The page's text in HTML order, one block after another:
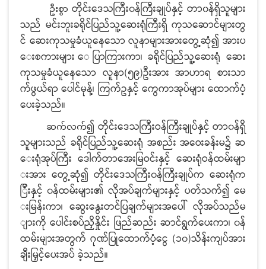
ဦးစွာ တိုင်းဒေသကြီး၀န်ကြီးချုပ်နှင့် တာ၀န်ရှိသူများ
သည် မင်းဘူးခရိုင်ပြည်သူ့ဆေးရုံကြီးရှိ ကုသဆောင်များတွ
င် ဆေးကုသမှုခံယူနေသော လူနာများအားတွေ့ဆုံ၍ အားပ
ေးစကားများ‌ ေပြာကြားကာ၊ ခရိုင်ပြည်သူ့ဆေးရုံ ဆေး
ကုသမှုခံယူနေသော လူနာ(၅၉)ဦးအား အာဟာရ စား‌သာ
က်ဖွယ်ရာ ပေါင်မုန့်၊ ကြက်ဥနှင့် ကွေကာအုပ်များ ထောက်ပံ့
ပေးခဲ့သည်။
ဆက်လက်၍ တိုင်းဒေသကြီးဝန်ကြီးချုပ်နှင့် တာ၀န်ရှိ
သူများသည် ခရိုင်ပြည်သူ့ဆေးရုံ အစည်း အဝေးခန်းမ၌ ဆ
ေးရုံအုပ်ကြီး ဒေါက်တာအေးမြဝင်းနှင့် ဆေးရုံဝန်ထမ်းမျာ
းအား တွေ့ဆုံ၍ တိုင်းဒေသကြီး၀န်ကြီးချုပ်က ဆေးရုံက
ြီးနှင့် ၀န်ထမ်းများ၏ လိုအပ်ချက်များနှင့် ပတ်သက်၍ မေ
းမြန်းကာ၊ ဆွေးနွေးတင်ပြချက်များအပေါ် လိုအပ်သည်မ
ျားကို ပေါင်းစပ်ညှိနှိုင်း ဖြည်ဆည်း ဆာင်ရွက်ပေးကာ၊ ၀န်
ထမ်းများအတွက် ဂုဏ်ပြုထောက်ပံ့‌ငွေ (၁၀)သိန်းကျပ်အား
ချီးမြှင့်ပေးအပ် ခဲ့သည်။